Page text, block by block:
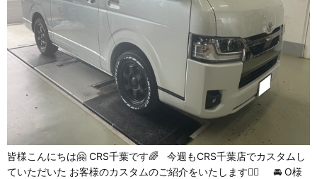
皆様こんにちは🤗 CRS千葉です🌈 今週もCRS千葉店でカスタムし
ていただいた お客様のカスタムのご紹介をいたします💁‍♂️ 🚘 O様